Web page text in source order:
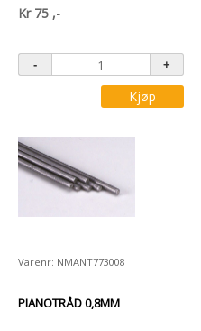
Kr 75 ,-
Kjøp
Varenr: NMANT773008
PIANOTRÅD 0,8MM